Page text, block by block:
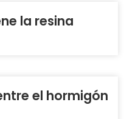
la resina
el hormigón